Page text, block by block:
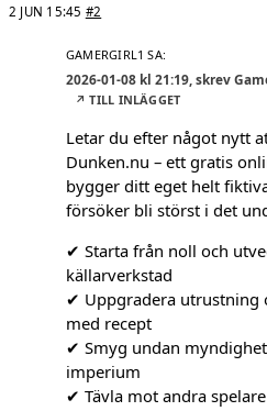
2 JUN 15:45 #2
2026-01-08 kl 21:19, skrev
↗ TILL INLÄGGET
Letar du efter något nytt
Dunken.nu – ett gratis
bygger ditt eget helt
försöker bli störst i det
✔ Starta från noll och
källarverkstad
✔ Uppgradera utrustning
med recept
✔ Smyg undan
imperium
✔ Tävla mot andra